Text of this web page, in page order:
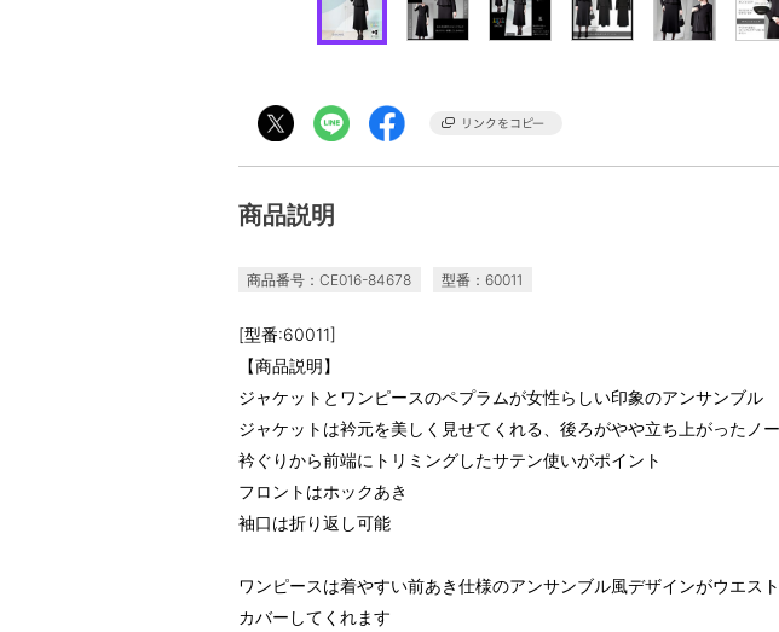
商品説明
商品番号：CE016-84678 型番：60011
[型番:60011]
【商品説明】
ジャケットとワンピースのペプラムが女性らしい印象のアンサンブル
ジャケットは衿元を美しく見せてくれる、後ろがやや立ち上がったノ
衿ぐりから前端にトリミングしたサテン使いがポイント
フロントはホックあき
袖口は折り返し可能
ワンピースは着やすい前あき仕様のアンサンブル風デザインがウエス
カバーしてくれます